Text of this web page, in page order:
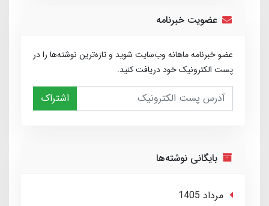
عضویت خبرنامه
عضو خبرنامه ماهانه وب‌سایت شوید و تازه‌ترین نوشته‌ها را در
پست الکترونیک خود دریافت کنید.
اشتراک
بایگانی نوشته‌ها
مرداد 1405